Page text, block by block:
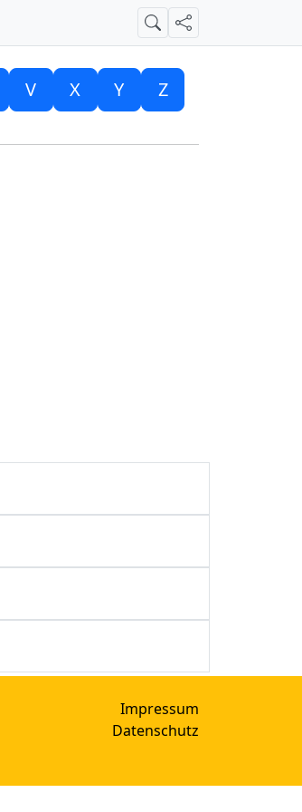
SucheTeilen
V X Y Z
Impressum
Datenschutz